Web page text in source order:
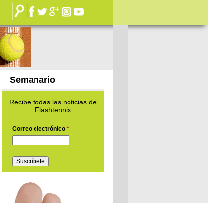
Semanario
Recibe todas las noticias de
Flashtennis
Correo electrónico *